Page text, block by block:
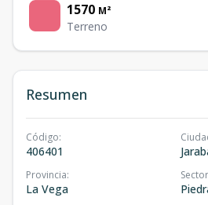
1570 M²
Terreno
Resumen
Código:
406401
Provincia:
La Vega
Sector